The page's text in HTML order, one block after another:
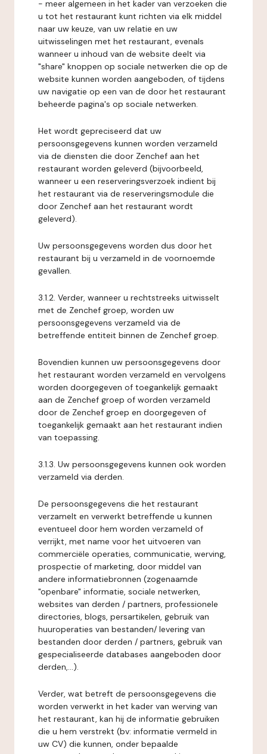
- meer algemeen in het kader van verzoeken die
u tot het restaurant kunt richten via elk middel
naar uw keuze, van uw relatie en uw
uitwisselingen met het restaurant, evenals
wanneer u inhoud van de website deelt via
"share" knoppen op sociale netwerken die op de
website kunnen worden aangeboden, of tijdens
uw navigatie op een van de door het restaurant
beheerde pagina's op sociale netwerken.
Het wordt gepreciseerd dat uw
persoonsgegevens kunnen worden verzameld
via de diensten die door Zenchef aan het
restaurant worden geleverd (bijvoorbeeld,
wanneer u een reserveringsverzoek indient bij
het restaurant via de reserveringsmodule die
door Zenchef aan het restaurant wordt
geleverd).
Uw persoonsgegevens worden dus door het
restaurant bij u verzameld in de voornoemde
gevallen.
3.1.2. Verder, wanneer u rechtstreeks uitwisselt
met de Zenchef groep, worden uw
persoonsgegevens verzameld via de
betreffende entiteit binnen de Zenchef groep.
Bovendien kunnen uw persoonsgegevens door
het restaurant worden verzameld en vervolgens
worden doorgegeven of toegankelijk gemaakt
aan de Zenchef groep of worden verzameld
door de Zenchef groep en doorgegeven of
toegankelijk gemaakt aan het restaurant indien
van toepassing.
3.1.3. Uw persoonsgegevens kunnen ook worden
verzameld via derden.
De persoonsgegevens die het restaurant
verzamelt en verwerkt betreffende u kunnen
eventueel door hem worden verzameld of
verrijkt, met name voor het uitvoeren van
commerciële operaties, communicatie, werving,
prospectie of marketing, door middel van
andere informatiebronnen (zogenaamde
"openbare" informatie, sociale netwerken,
websites van derden / partners, professionele
directories, blogs, persartikelen, gebruik van
huuroperaties van bestanden/ levering van
bestanden door derden / partners, gebruik van
gespecialiseerde databases aangeboden door
derden,...).
Verder, wat betreft de persoonsgegevens die
worden verwerkt in het kader van werving van
het restaurant, kan hij de informatie gebruiken
die u hem verstrekt (bv: informatie vermeld in
uw CV) die kunnen, onder bepaalde